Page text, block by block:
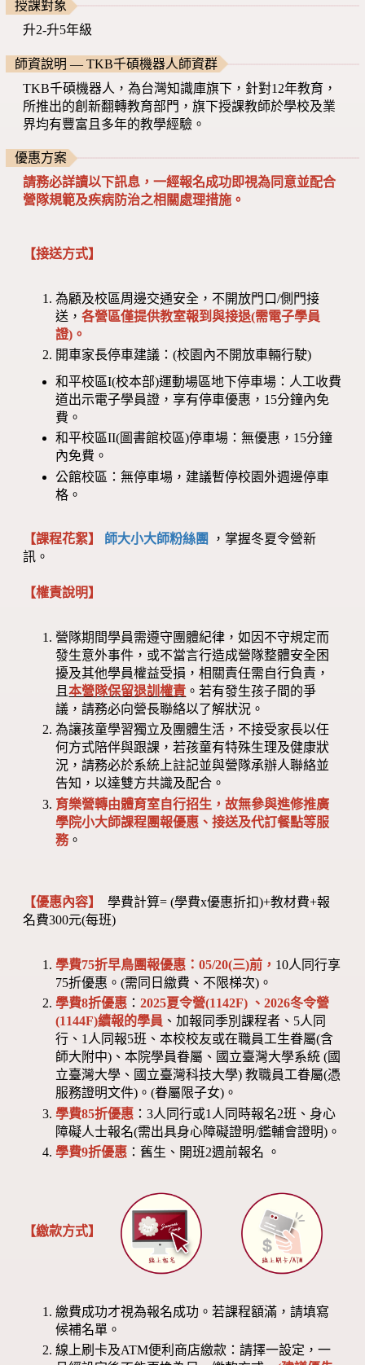
授課對象
升2-升5年級
師資說明 — TKB千碩機器人師資群
TKB千碩機器人，為台灣知識庫旗下，針對12年教育，
所推出的創新翻轉教育部門，旗下授課教師於學校及業
界均有豐富且多年的教學經驗。
優惠方案
請務必詳讀以下訊息，一經報名成功即視為同意並配合
營隊規範及疾病防治之相關處理措施。
【接送方式】
為顧及校區周邊交通安全，不開放門口/側門接
送，各營區僅提供教室報到與接退(需電子學員
證)。
開車家長停車建議：(校園內不開放車輛行駛)
和平校區I(校本部)運動場區地下停車場：人工收費
道出示電子學員證，享有停車優惠，15分鐘內免
費。
和平校區II(圖書館校區)停車場：無優惠，15分鐘
內免費。
公館校區：無停車場，建議暫停校園外週邊停車
格。
【課程花絮】 師大小大師粉絲團
，掌握冬夏令營新
訊。
【權責說明】
營隊期間學員需遵守團體紀律，如因不守規定而
發生意外事件，或不當言行造成營隊整體安全困
擾及其他學員權益受損，相關責任需自行負責，
且本營隊保留退訓權責 。若有發生孩子間的爭
議，請務必向營長聯絡以了解狀況。
為讓孩童學習獨立及團體生活，不接受家長以任
何方式陪伴與跟課，若孩童有特殊生理及健康狀
況，請務必於系統上註記並與營隊承辦人聯絡並
告知，以達雙方共識及配合。
育樂營轉由體育室自行招生，故無參與進修推廣
學院小大師課程團報優惠、接送及代訂餐點等服
務。
【優惠內容】
學費計算= (學費x優惠折扣)+教材費+報
名費300元(每班)
學費75折早鳥團報優惠：05/20(三)前， 10人同行享
75折優惠。(需同日繳費、不限梯次)。
學費8折優惠 ：2025夏令營(1142F) 、2026冬令營
(1144F)續報的學員 、加報同季別課程者、5人同
行、1人同報5班、本校校友或在職員工生眷屬(含
師大附中)、本院學員眷屬、國立臺灣大學系統 (國
立臺灣大學、國立臺灣科技大學) 教職員工眷屬(憑
服務證明文件)。(眷屬限子女)。
學費85折優惠 ：3人同行或1人同時報名2班、身心
障礙人士報名(需出具身心障礙證明/鑑輔會證明)。
學費9折優惠 ：舊生、開班2週前報名 。
【繳款方式】
繳費成功才視為報名成功。若課程額滿，請填寫
候補名單。
線上刷卡及ATM便利商店繳款：請擇一設定，一